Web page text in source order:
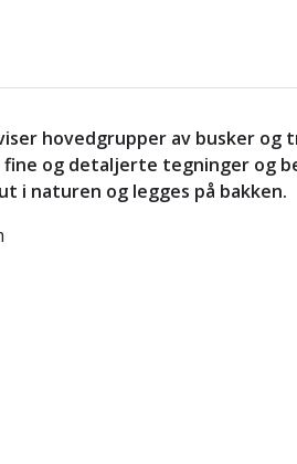
hovedgrupper av busker og
fine og detaljerte tegninger og
i naturen og legges på bakken.